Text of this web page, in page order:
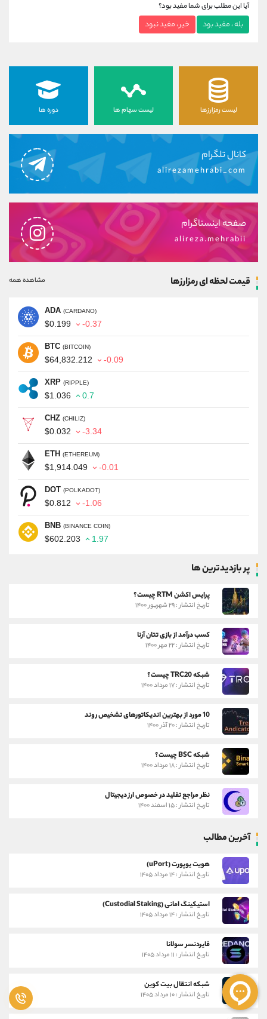
آیا این مطلب برای شما مفید بود؟
بله ، مفید بود خیر ، مفید نبود
لیست رمزارزها لیست سهام ها دوره ها
کانال تلگرام
alirezamehrabi_com
صفحه اینستاگرام
alireza.mehrabii
قیمت لحظه ای رمزارزها مشاهده همه
ADA (CARDANO)
$0.199 -0.37
BTC (BITCOIN)
$64,832.212 -0.09
XRP (RIPPLE)
$1.036 0.7
CHZ (CHILIZ)
$0.032 -3.34
ETH (ETHEREUM)
$1,914.049 -0.01
DOT (POLKADOT)
$0.812 -1.06
BNB (BINANCE COIN)
$602.203 1.97
پر بازدیدترین ها
پرایس اکشن RTM چیست؟
تاریخ انتشار : ۲۹ شهریور ۱۴۰۰
کسب درآمد از بازی تتان آرنا
تاریخ انتشار : ۲۲ مهر ۱۴۰۰
شبکه TRC20 چیست؟
تاریخ انتشار : ۱۷ مرداد ۱۴۰۰
10 مورد از بهترین اندیکاتورهای تشخیص روند
تاریخ انتشار : ۲۰ آذر ۱۴۰۰
شبکه BSC چیست؟
تاریخ انتشار : ۱۸ مرداد ۱۴۰۰
نظر مراجع تقلید در خصوص ارز دیجیتال
تاریخ انتشار : ۱۵ اسفند ۱۴۰۰
آخرین مطالب
هویت یوپورت (uPort)
تاریخ انتشار : ۱۴ مرداد ۱۴۰۵
استیکینگ امانی (Custodial Staking)
تاریخ انتشار : ۱۴ مرداد ۱۴۰۵
فایردنسر سولانا
تاریخ انتشار : ۱۱ مرداد ۱۴۰۵
شبکه انتقال بیت کوین
تاریخ انتشار : ۱۰ مرداد ۱۴۰۵